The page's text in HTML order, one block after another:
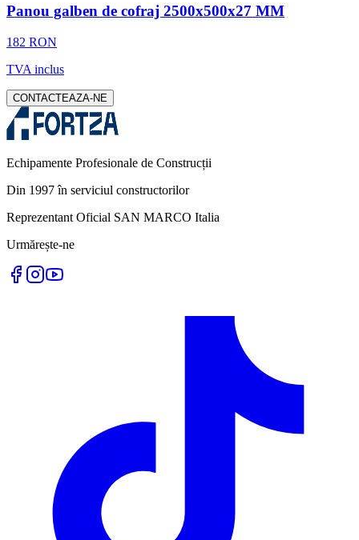
Panou galben de cofraj 2500x500x27 MM
182 RON
TVA inclus
CONTACTEAZA-NE
Echipamente Profesionale de Construcții
Din 1997 în serviciul constructorilor
Reprezentant Oficial SAN MARCO Italia
Urmărește-ne